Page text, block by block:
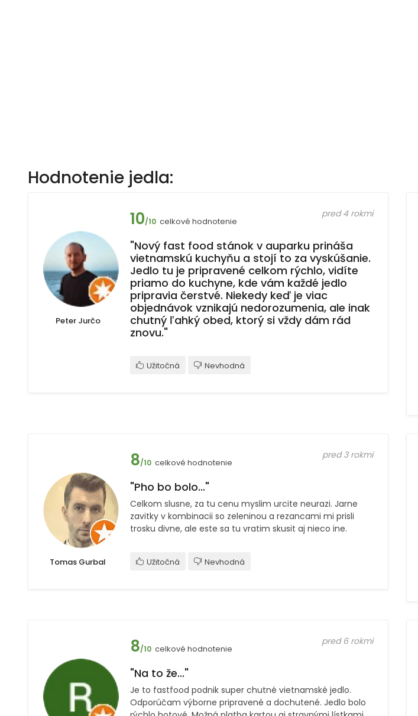
Hodnotenie jedla:
Peter Jurčo
10/10 celkové hodnotenie
pred 4 rokmi
"Nový fast food stánok v auparku prináša
vietnamskú kuchyňu a stojí to za vyskúšanie.
Jedlo tu je pripravené celkom rýchlo, vidíte
priamo do kuchyne, kde vám každé jedlo
pripravia čerstvé. Niekedy keď je viac
objednávok vznikajú nedorozumenia, ale inak
chutný ľahký obed, ktorý si vždy dám rád
znovu."
Užitočná Nevhodná
Tomas Gurbal
8/10 celkové hodnotenie
pred 3 rokmi
"Pho bo bolo..."
Celkom slusne, za tu cenu myslim urcite neurazi. Jarne
zavitky v kombinacii so zeleninou a rezancami mi prisli
trosku divne, ale este sa tu vratim skusit aj nieco ine.
Užitočná Nevhodná
8/10 celkové hodnotenie
pred 6 rokmi
"Na to že..."
Je to fastfood podnik super chutné vietnamské jedlo.
Odporúčam výborne pripravené a dochutené. Jedlo bolo